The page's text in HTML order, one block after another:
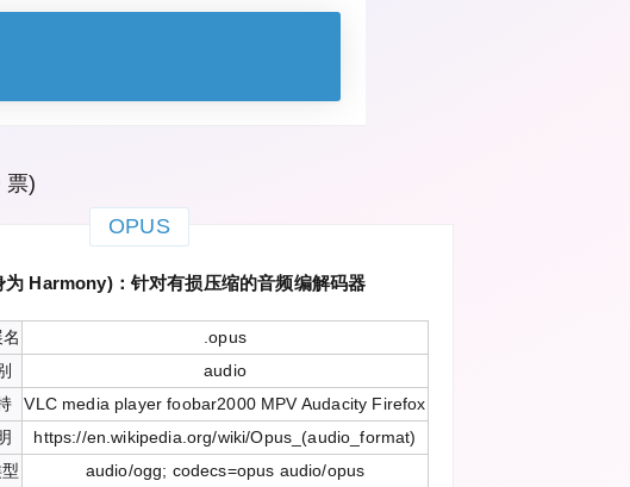
票)
OPUS
Harmony)：针对有损压缩的音频编解码器
.opus
audio
VLC media player foobar2000 MPV Audacity Firefox
https://en.wikipedia.org/wiki/Opus_(audio_format)
audio/ogg; codecs=opus audio/opus